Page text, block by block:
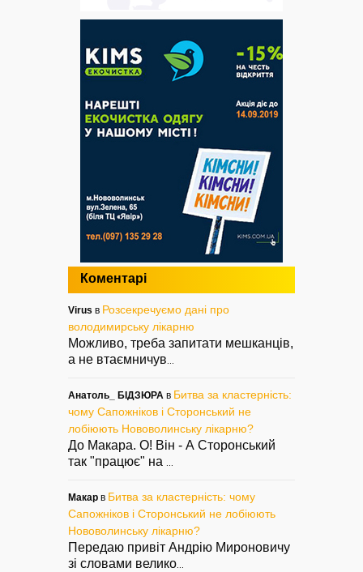
Коментарі
Virus в Розсекречуємо дані про
володимирську лікарню
Можливо, треба запитати мешканців,
а не втаємничув...
Анатоль_ БІДЗЮРА в Битва за кластерність:
чому Сапожніков і Сторонський не
лобіюють Нововолинську лікарню?
До Макара. О! Він - А Сторонський
так "працює" на ...
Макар в Битва за кластерність: чому
Сапожніков і Сторонський не лобіюють
Нововолинську лікарню?
Передаю привіт Андрію Мироновичу
зі словами велико...